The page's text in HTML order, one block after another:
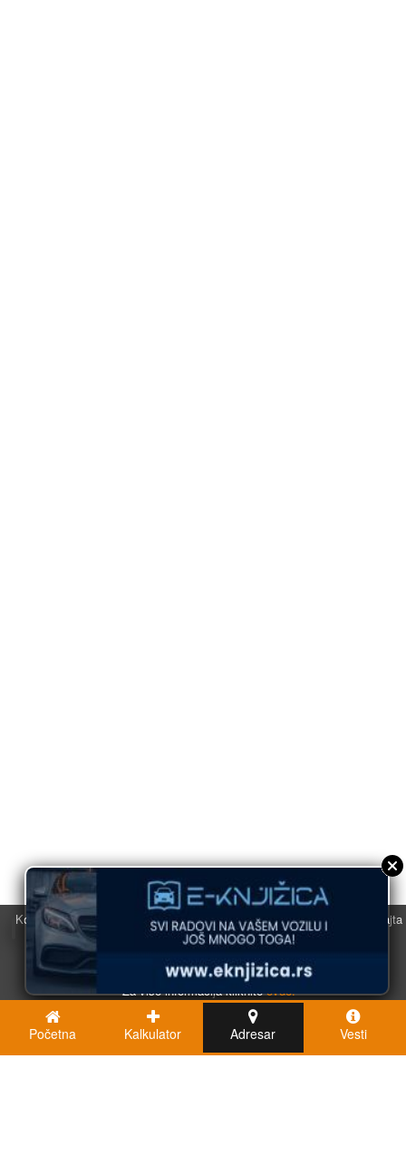
Koristimo kolačiće u svrhu boljeg korisničkog iskustva. Korišćenjem sajta
saglasni ste sa njihovom upotrebom.
U redu
Za više informacija klikniteovde.
Početna Kalkulator Adresar Vesti